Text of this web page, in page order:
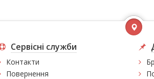
Сервісні служби
Контакти
Повернення